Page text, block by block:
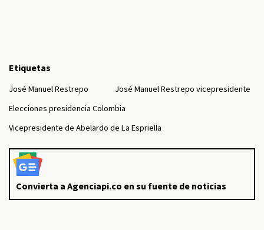
Etiquetas
José Manuel Restrepo
José Manuel Restrepo vicepresidente
Elecciones presidencia Colombia
Vicepresidente de Abelardo de La Espriella
Convierta a Agenciapi.co en su fuente de noticias